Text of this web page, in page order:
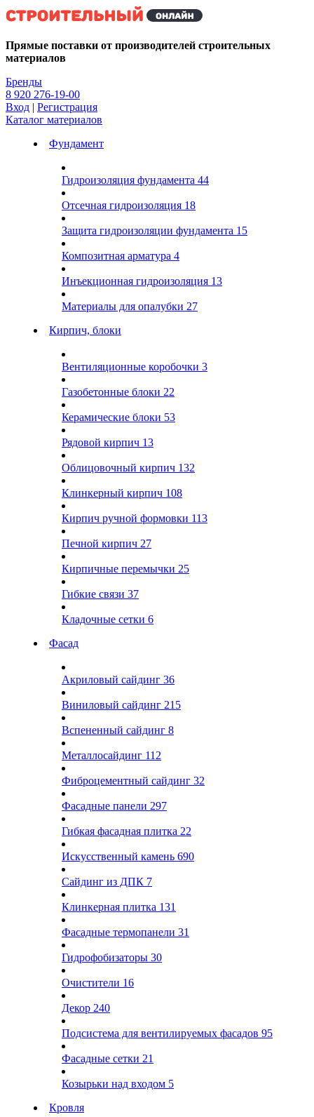
Kg
Прямые поставки от производителей строительных
материалов
Бренды
8 920 276-19-00
Вход | Регистрация
Каталог материалов
Фундамент
Гидроизоляция фундамента 44
Отсечная гидроизоляция 18
Защита гидроизоляции фундамента 15
Композитная арматура 4
Инъекционная гидроизоляция 13
Материалы для опалубки 27
Кирпич, блоки
Вентиляционные коробочки 3
Газобетонные блоки 22
Керамические блоки 53
Рядовой кирпич 13
Облицовочный кирпич 132
Клинкерный кирпич 108
Кирпич ручной формовки 113
Печной кирпич 27
Кирпичные перемычки 25
Гибкие связи 37
Кладочные сетки 6
Фасад
Акриловый сайдинг 36
Виниловый сайдинг 215
Вспененный сайдинг 8
Металлосайдинг 112
Фиброцементный сайдинг 32
Фасадные панели 297
Гибкая фасадная плитка 22
Искусственный камень 690
Сайдинг из ДПК 7
Клинкерная плитка 131
Фасадные термопанели 31
Гидрофобизаторы 30
Очистители 16
Декор 240
Подсистема для вентилируемых фасадов 95
Фасадные сетки 21
Козырьки над входом 5
Кровля